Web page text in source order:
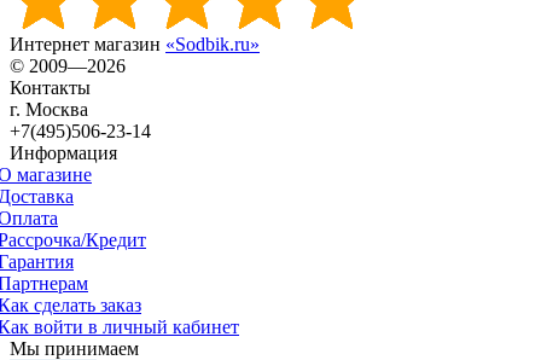
Интернет магазин «Sodbik.ru»
© 2009—2026
Контакты
г. Москва
+7(495)506-23-14
Информация
магазине
Кредит
сделать заказ
войти в личный кабинет
Мы принимаем